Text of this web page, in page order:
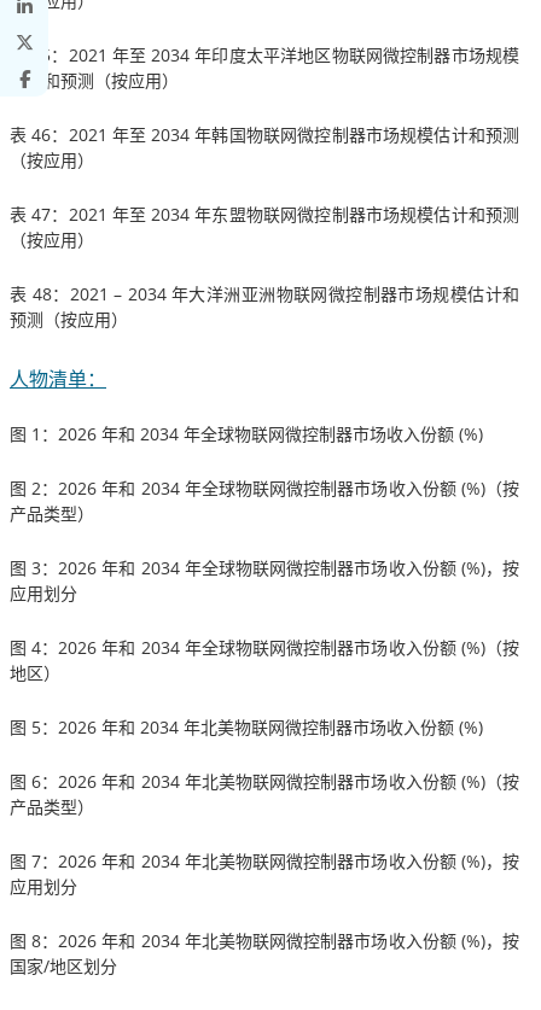
表 45：2021 年至 2034 年印度太平洋地区物联网微控制器市场规模
估计和预测（按应用）
表 46：2021 年至 2034 年韩国物联网微控制器市场规模估计和预测
（按应用）
表 47：2021 年至 2034 年东盟物联网微控制器市场规模估计和预测
（按应用）
表 48：2021 – 2034 年大洋洲亚洲物联网微控制器市场规模估计和
预测（按应用）
人物清单：
图 1：2026 年和 2034 年全球物联网微控制器市场收入份额 (%)
图 2：2026 年和 2034 年全球物联网微控制器市场收入份额 (%)（按
产品类型）
图 3：2026 年和 2034 年全球物联网微控制器市场收入份额 (%)，按
应用划分
图 4：2026 年和 2034 年全球物联网微控制器市场收入份额 (%)（按
地区）
图 5：2026 年和 2034 年北美物联网微控制器市场收入份额 (%)
图 6：2026 年和 2034 年北美物联网微控制器市场收入份额 (%)（按
产品类型）
图 7：2026 年和 2034 年北美物联网微控制器市场收入份额 (%)，按
应用划分
图 8：2026 年和 2034 年北美物联网微控制器市场收入份额 (%)，按
国家/地区划分